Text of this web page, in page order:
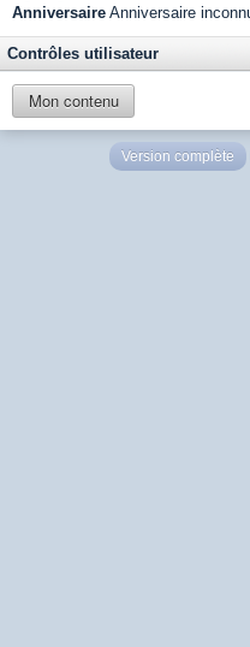
Anniversaire Anniversaire
Contrôles utilisateur
Mon contenu
Version complète